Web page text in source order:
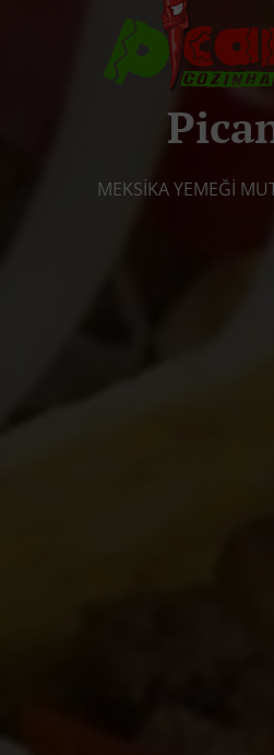
MEKSIKA YEMEĞI